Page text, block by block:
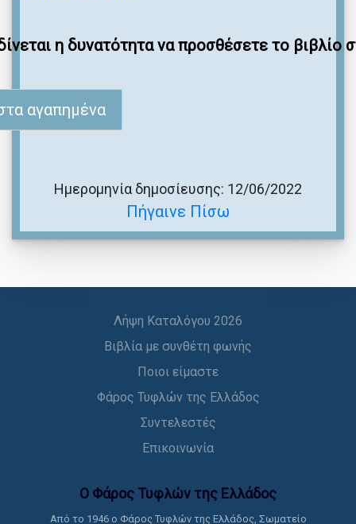
η δυνατότητα να προσθέσετε το βιβλίο
αγαπημένα
Πήγαινε Πίσω
Ημερομηνία δημοσίευσης: 12/06/2022
Λήψη Καταλόγου 2026
Βιβλία με συνθέτη φωνής
Ποιοι είμαστε
Φάρος Τυφλών της Ελλάδος
Συντελεστές
Επικοινωνία
Ο Φάρος Τυφλών της Ελλάδoς
Από το 1946 ο Φάρος Τυφλών της Ελλάδος, Σωματείο